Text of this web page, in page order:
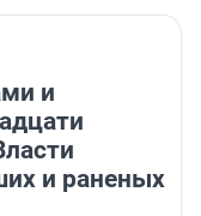
и
и раненых